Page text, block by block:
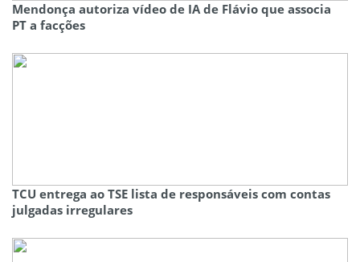
Mendonça autoriza vídeo de IA de Flávio que associa
PT a facções
TCU entrega ao TSE lista de responsáveis com contas
julgadas irregulares